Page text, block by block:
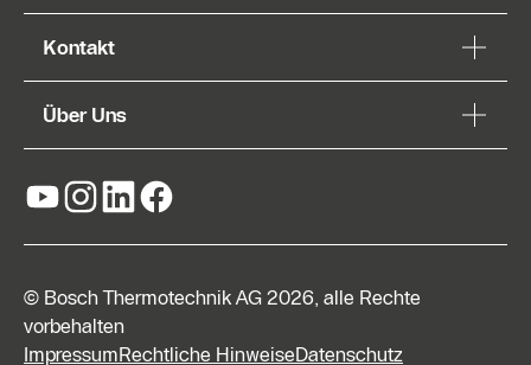
Kontakt
Über Uns
© Bosch Thermotechnik AG 2026, alle Rechte
vorbehalten
ImpressumRechtliche HinweiseDatenschutz